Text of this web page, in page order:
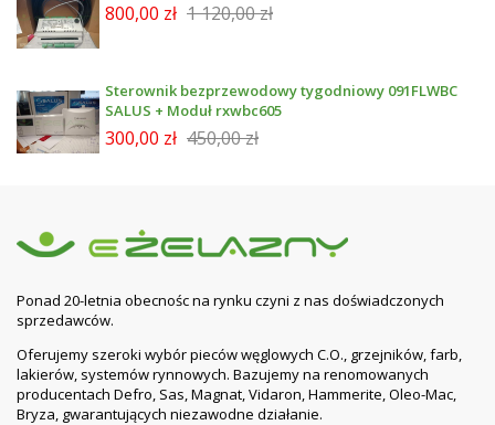
800,00 zł 1 120,00 zł
Sterownik bezprzewodowy tygodniowy 091FLWBC
SALUS + Moduł rxwbc605
300,00 zł 450,00 zł
Ponad 20-letnia obecnośc na rynku czyni z nas doświadczonych
sprzedawców.
Oferujemy szeroki wybór pieców węglowych C.O., grzejników, farb,
lakierów, systemów rynnowych. Bazujemy na renomowanych
producentach Defro, Sas, Magnat, Vidaron, Hammerite, Oleo-Mac,
Bryza, gwarantujących niezawodne działanie.